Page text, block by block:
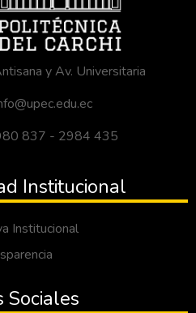
y Av. Universitaria
837 - 2984 435
Institucional
Institucional
Sociales